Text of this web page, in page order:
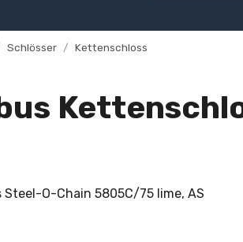
Schlösser / Kettenschloss